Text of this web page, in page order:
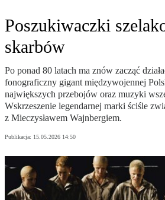
Poszukiwaczki
skarbów
Po ponad 80 latach ma znów zacząć
fonograficzny gigant międzywojennej
największych przebojów oraz muzyki
Wskrzeszenie legendarnej marki ściśle
z Mieczysławem Wajnbergiem.
Publikacja: 15.05.2026 14:50